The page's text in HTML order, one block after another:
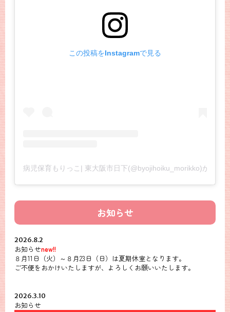
この投稿をInstagramで見る
病児保育もりっこ| 東大阪市日下(@byojihoiku_morikko)がシェ
お知らせ
2026.8.2
お知らせnew!!
８月11日（火）～８月23日（日）は夏期休室となります。
ご不便をおかけいたしますが、よろしくお願いいたします。
2026.3.10
お知らせ